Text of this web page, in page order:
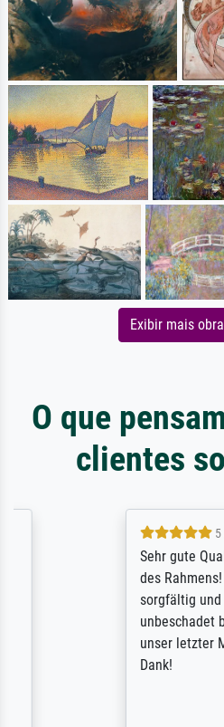
Exibir mais
O que
clientes
5 / 5
Sehr gute Qualität des
des Rahmens! Unser
sorgfältig und sicher
unbeschadet bei uns
unser letzter